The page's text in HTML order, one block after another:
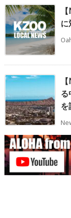
に
る
を